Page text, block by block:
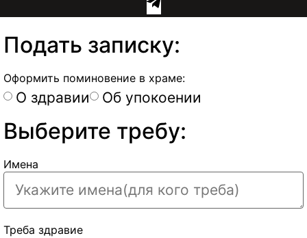
Подать записку:
Оформить поминовение в храме:
О здравии Об упокоении
Выберите требу:
Имена
Треба здравие